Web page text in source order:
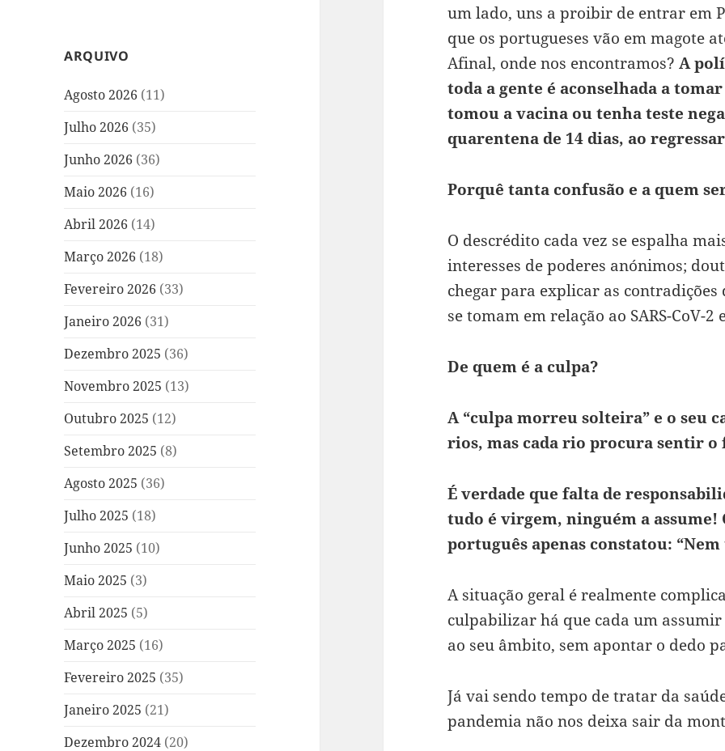
ARQUIVO
Agosto 2026 (11)
Julho 2026 (35)
Junho 2026 (36)
Maio 2026 (16)
Abril 2026 (14)
Março 2026 (18)
Fevereiro 2026 (33)
Janeiro 2026 (31)
Dezembro 2025 (36)
Novembro 2025 (13)
Outubro 2025 (12)
Setembro 2025 (8)
Agosto 2025 (36)
Julho 2025 (18)
Junho 2025 (10)
Maio 2025 (3)
Abril 2025 (5)
Março 2025 (16)
Fevereiro 2025 (35)
Janeiro 2025 (21)
Dezembro 2024 (20)
um lado, uns a proibir de entrar em
que os portugueses vão em magote
Afinal, onde nos encontramos?A
toda a gente é aconselhada a
tomou a vacina ou tenha teste
quarentena de 14 dias, ao
Porquê tanta confusão e a quem
O descrédito cada vez se espalha
interesses de poderes anónimos;
chegar para explicar as contradições
se tomam em relação ao SARS-CoV-2
De quem é a culpa?
A “culpa morreu solteira” e o seu
rios, mas cada rio procura sentir o
É verdade que falta de
tudo é virgem, ninguém a
português apenas constatou:
A situação geral é realmente
culpabilizar há que cada um
ao seu âmbito, sem apontar o dedo
Já vai sendo tempo de tratar da
pandemia não nos deixa sair da